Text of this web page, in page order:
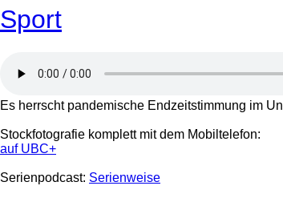
Sport
Es herrscht pandemische Endzeitstimmung im
Stockfotografie komplett mit dem Mobiltelefon:
auf UBC+
Serienpodcast: Serienweise